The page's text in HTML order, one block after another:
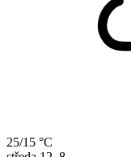
25/15 °C